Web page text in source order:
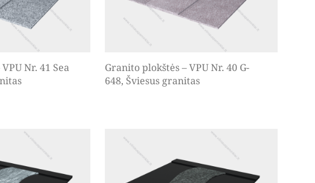
Nr. 41 Sea
Granito plokštės – VPU Nr. 40 G-
648, Šviesus granitas